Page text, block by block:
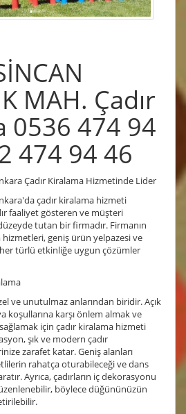
MAH. Çadır
0536 474 94
474 94 46
Çadır Kiralama Hizmetinde Lider
çadır kiralama hizmeti
faaliyet gösteren ve müşteri
tutan bir firmadır. Firmanın
geniş ürün yelpazesi ve
türlü etkinliğe uygun çözümler
ve unutulmaz anlarından biridir. Açık
koşullarına karşı önlem almak ve
için çadır kiralama hizmeti
şık ve modern çadır
zarafet katar. Geniş alanları
rahatça oturabileceği ve dans
Ayrıca, çadırların iç dekorasyonu
böylece düğününüzün